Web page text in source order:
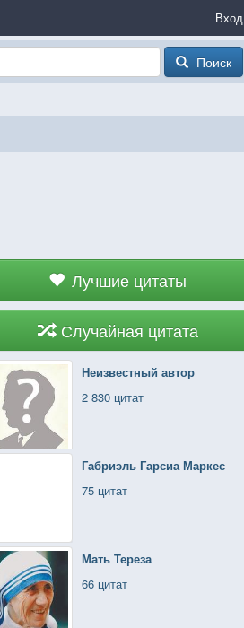
Вход
Поиск
Лучшие цитаты
Случайная цитата
Неизвестный автор
2 830 цитат
Габриэль Гарсиа Маркес
75 цитат
Мать Тереза
66 цитат